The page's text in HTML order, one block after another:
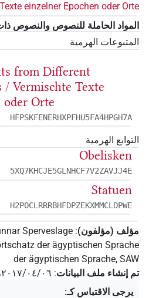
einzelner Epochen oder Orte
المواد الحاملة للنصوص والنصوص
المتبوعات الهرمية
from Different
/ Vermischte Texte
oder Orte
HFPSKFENERHXPFHU5FA4HPGH7A
التوابع الهرمية
Obelisken
5XQ7KHCJE5GLNHCF7V2ZAVJJ4E
Statuen
H2POCLRRRBHFDPZEKXMMCLDPWE
مؤلف (مؤلفون):
Sperveslage
der ägyptischen Sprache
der ägyptischen Sprache, SAW
تم إنشاء ملف البيانات: ٢٠١٧/٠٤/٠٦
يرجى الاقتباس كـ: